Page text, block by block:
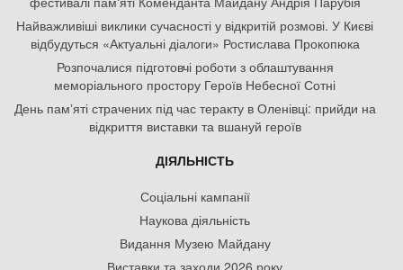
Найважливіші виклики сучасності у відкритій розмові. У Києві
відбудуться «Актуальні діалоги» Ростислава Прокопюка
Розпочалися підготовчі роботи з облаштування
меморіального простору Героїв Небесної Сотні
День памʼяті страчених під час теракту в Оленівці: прийди на
відкриття виставки та вшануй героїв
ДІЯЛЬНІСТЬ
Соціальні кампанії
Наукова діяльність
Видання Музею Майдану
Виставки та заходи 2026 року